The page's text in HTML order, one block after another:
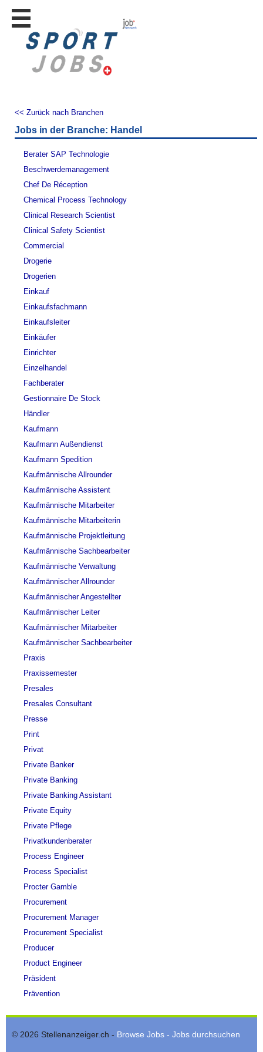
Stellen
finden
inserieren
Personalberatungen
Tipp's
WERBUNG
JOB-
Lehrstellen
finden
Lehrstellen
gratis
inserieren
<< Zurück nach Branchen
Jobs in der Branche: Handel
Berater SAP Technologie
Beschwerdemanagement
Chef De Réception
Chemical Process Technology
Clinical Research Scientist
Clinical Safety Scientist
Commercial
Drogerie
Drogerien
Einkauf
Einkaufsfachmann
Einkaufsleiter
Einkäufer
Einrichter
Einzelhandel
Fachberater
Gestionnaire De Stock
Händler
Kaufmann
Kaufmann Außendienst
Kaufmann Spedition
Kaufmännische Allrounder
Kaufmännische Assistent
Kaufmännische Mitarbeiter
Kaufmännische Mitarbeiterin
Kaufmännische Projektleitung
Kaufmännische Sachbearbeiter
Kaufmännische Verwaltung
Kaufmännischer Allrounder
Kaufmännischer Angestellter
Kaufmännischer Leiter
Kaufmännischer Mitarbeiter
Kaufmännischer Sachbearbeiter
Praxis
Praxissemester
Presales
Presales Consultant
Presse
Print
Privat
Private Banker
Private Banking
Private Banking Assistant
Private Equity
Private Pflege
Privatkundenberater
Process Engineer
Process Specialist
Procter Gamble
Procurement
Procurement Manager
Procurement Specialist
Producer
Product Engineer
Präsident
Prävention
© 2026 Stellenanzeiger.ch - Browse Jobs - Jobs durchsuchen